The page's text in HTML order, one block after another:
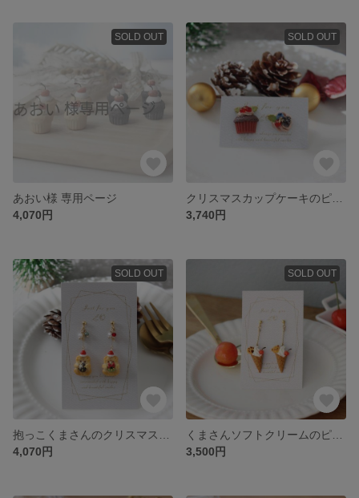
SOLD OUT
あおい様 専用ページ
4,070円
SOLD OUT
3,740円
SOLD OUT
4,070円
SOLD OUT
3,500円